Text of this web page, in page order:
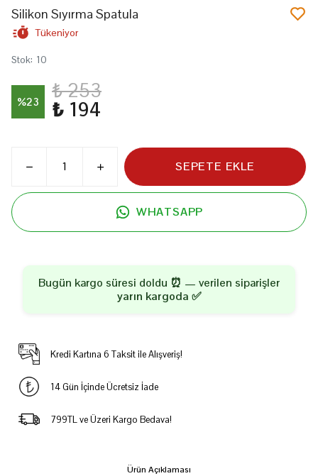
Silikon Sıyırma Spatula
Tükeniyor
Stok: 10
%23 ₺ 253
₺ 194
SEPETE EKLE
WHATSAPP
Bugün kargo süresi doldu ⏰ — verilen siparişler
yarın kargoda ✅
Kredi Kartına 6 Taksit ile Alışveriş!
14 Gün İçinde Ücretsiz İade
799TL ve Üzeri Kargo Bedava!
Ürün Açıklaması